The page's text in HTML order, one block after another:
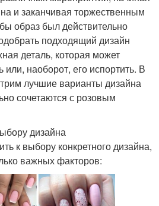
и заканчивая торжественным
образ был действительно
подходящий дизайн
деталь, которая может
наоборот, его испортить. В
лучшие варианты дизайна
сочетаются с розовым
дизайна
к выбору конкретного дизайна,
важных факторов: